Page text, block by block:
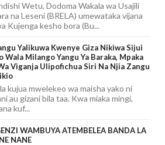
Wetu, Dodoma Wakala wa Usajili
na Leseni (BRELA) umewataka vijana
Kujenga kesho bora (Bu...
Yalikuwa Kwenye Giza Nikiwa Sijui
Wala Milango Yangu Ya Baraka, Mpaka
Viganja Ulipofichua Siri Na Njia Zangu
kujua mwelekeo wa maisha yako ni
au gizani bila taa. Kwa miaka mingi,
kuf...
WAMBUYA ATEMBELEA BANDA LA
NANE